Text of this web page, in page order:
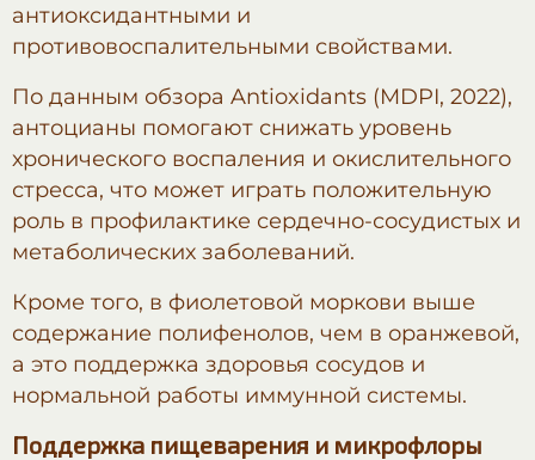
антиоксидантными и
противовоспалительными свойствами.
По данным обзора Antioxidants (MDPI, 2022),
антоцианы помогают снижать уровень
хронического воспаления и окислительного
стресса, что может играть положительную
роль в профилактике сердечно-сосудистых и
метаболических заболеваний.
Кроме того, в фиолетовой моркови выше
содержание полифенолов, чем в оранжевой,
а это поддержка здоровья сосудов и
нормальной работы иммунной системы.
Поддержка пищеварения и микрофлоры